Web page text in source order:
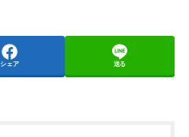
シェア 送る